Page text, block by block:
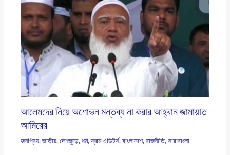
আলেমদের নিয়ে অশোভন মন্তব্য না করার আহ্বান জামায়াত
আমিরের
জনপ্রিয়,জাতীয়,দেশজুড়ে, ধর্ম,ফ্রম এডিটর্স,বাংলাদেশ,রাজনীতি,সারাবাংলা